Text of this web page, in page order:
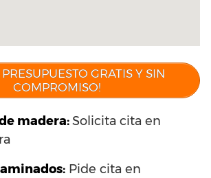
PRESUPUESTO GRATIS Y SIN
COMPROMISO!
madera:Solicita cita en
: Pide cita en